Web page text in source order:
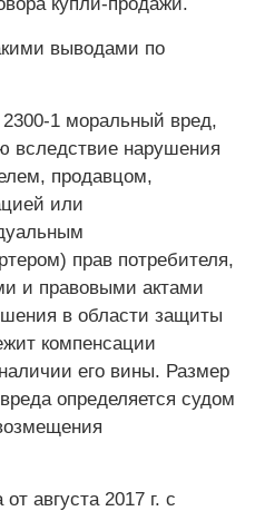
выводами по
1 моральный вред,
вследствие нарушения
продавцом,
или
прав потребителя,
и правовыми актами
в области защиты
компенсации
его вины. Размер
определяется судом
августа 2017 г. с